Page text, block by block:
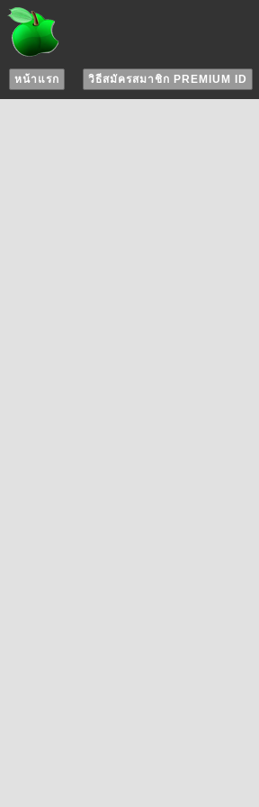
หน้าแรก วิธีสมัครสมาชิก PREMIUM ID